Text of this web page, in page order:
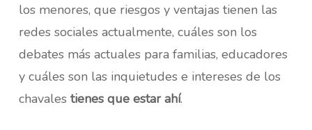
los menores, que riesgos y ventajas tienen las
redes sociales actualmente, cuáles son los
debates más actuales para familias, educadores
y cuáles son las inquietudes e intereses de los
chavales tienes que estar ahí.